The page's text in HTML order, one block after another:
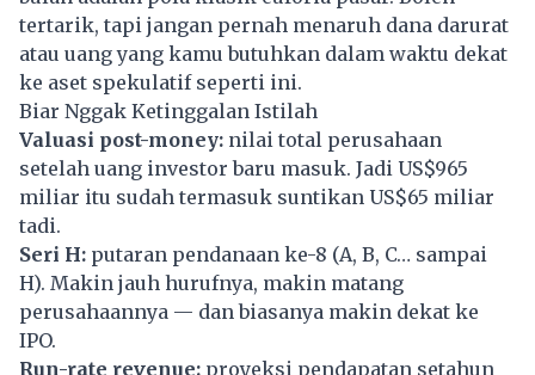
tertarik, tapi jangan pernah menaruh dana darurat
atau uang yang kamu butuhkan dalam waktu dekat
ke aset spekulatif seperti ini.
Biar Nggak Ketinggalan Istilah
Valuasi post-money: nilai total perusahaan
setelah uang investor baru masuk. Jadi US$965
miliar itu sudah termasuk suntikan US$65 miliar
tadi.
Seri H: putaran pendanaan ke-8 (A, B, C… sampai
H). Makin jauh hurufnya, makin matang
perusahaannya — dan biasanya makin dekat ke
IPO.
Run-rate revenue: proyeksi pendapatan setahun